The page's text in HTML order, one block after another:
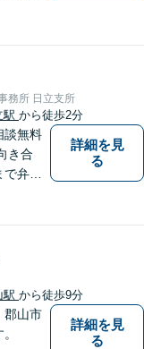
相談く
law.bi
）
務所 日立支所
駅 から徒歩2分
談無料
き合
弁護
まし
わせ
詳細を見
る
駅 から徒歩9分
郡山市
詳細を見
る